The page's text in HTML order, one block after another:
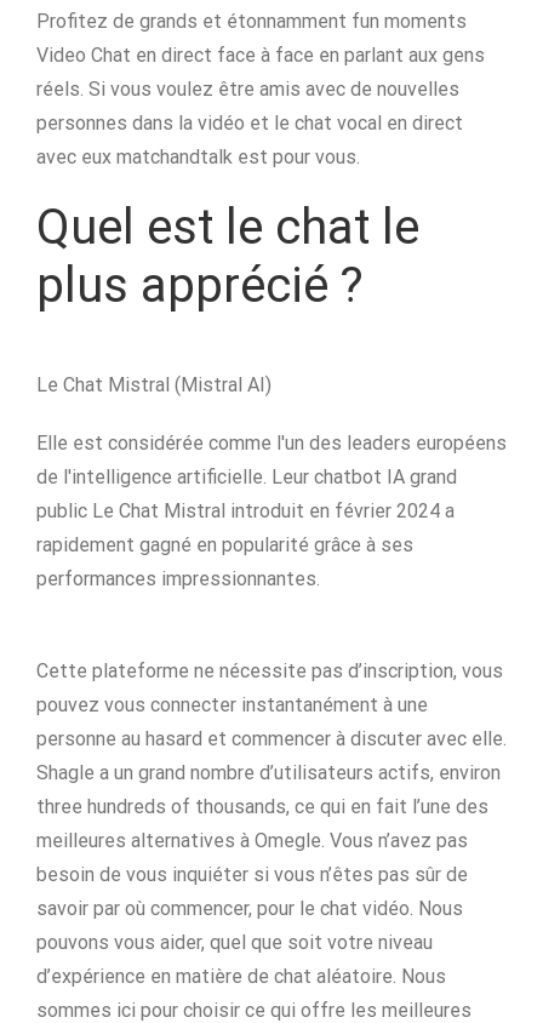
Profitez de grands et étonnamment fun moments
Video Chat en direct face à face en parlant aux gens
réels. Si vous voulez être amis avec de nouvelles
personnes dans la vidéo et le chat vocal en direct
avec eux matchandtalk est pour vous.
Quel est le chat le
plus apprécié ?
Le Chat Mistral (Mistral AI)
Elle est considérée comme l'un des leaders européens
de l'intelligence artificielle. Leur chatbot IA grand
public Le Chat Mistral introduit en février 2024 a
rapidement gagné en popularité grâce à ses
performances impressionnantes.
Cette plateforme ne nécessite pas d’inscription, vous
pouvez vous connecter instantanément à une
personne au hasard et commencer à discuter avec elle.
Shagle a un grand nombre d’utilisateurs actifs, environ
three hundreds of thousands, ce qui en fait l’une des
meilleures alternatives à Omegle. Vous n’avez pas
besoin de vous inquiéter si vous n’êtes pas sûr de
savoir par où commencer, pour le chat vidéo. Nous
pouvons vous aider, quel que soit votre niveau
d’expérience en matière de chat aléatoire. Nous
sommes ici pour choisir ce qui offre les meilleures